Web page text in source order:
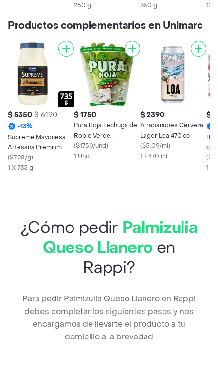
250 g
350 g
120
Productos complementarios en Unimarc
$ 5350 $ 6190
-13%
Supreme Mayonesa
Artesana Premium
($7.28/g)
1 X 735 g
$ 1750
Pura Hoja Lechuga de
Roble Verde
Hidropónica
($1750/und)
1 Und
$ 2390
Atrapanubes Cerveza
Lager Loa 470 cc
($5.09/ml)
1 x 470 mL
$
cc
(
1 X
¿Cómo pedir Palmizulia
Queso Llaneroen
Rappi?
Para pedir Palmizulia Queso Llanero en Rappi
debes completar los siguientes pasos y nos
encargamos de llevarte el producto a tu
domicilio a la brevedad